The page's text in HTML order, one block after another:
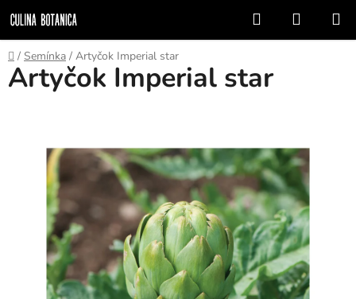
na
obsah
Hledat
KOŠÍK
Domů
/ Semínka / Artyčok Imperial star
Artyčok Imperial star